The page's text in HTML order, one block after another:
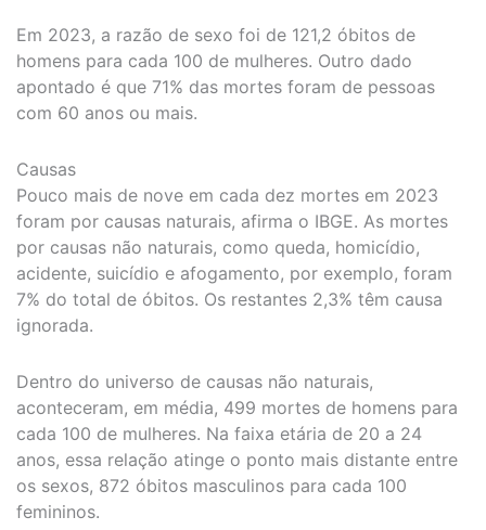
Em 2023, a razão de sexo foi de 121,2 óbitos de
homens para cada 100 de mulheres. Outro dado
apontado é que 71% das mortes foram de pessoas
com 60 anos ou mais.
Causas
Pouco mais de nove em cada dez mortes em 2023
foram por causas naturais, afirma o IBGE. As mortes
por causas não naturais, como queda, homicídio,
acidente, suicídio e afogamento, por exemplo, foram
7% do total de óbitos. Os restantes 2,3% têm causa
ignorada.
Dentro do universo de causas não naturais,
aconteceram, em média, 499 mortes de homens para
cada 100 de mulheres. Na faixa etária de 20 a 24
anos, essa relação atinge o ponto mais distante entre
os sexos, 872 óbitos masculinos para cada 100
femininos.